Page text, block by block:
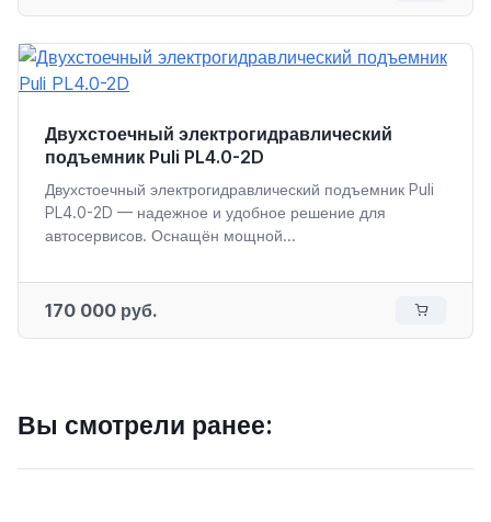
Двухстоечный электрогидравлический
подъемник Puli PL4.0-2D
Двухстоечный электрогидравлический подъемник Puli
PL4.0-2D — надежное и удобное решение для
автосервисов. Оснащён мощной...
170 000 руб.
Вы смотрели ранее: